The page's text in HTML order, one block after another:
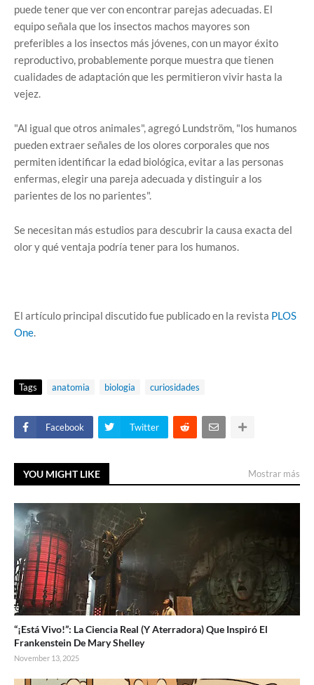
puede tener que ver con encontrar parejas adecuadas. El
equipo señala que los insectos machos mayores son
preferibles a los insectos más jóvenes, con un mayor éxito
reproductivo, probablemente porque muestra que tienen
cualidades de adaptación que les permitieron vivir hasta la
vejez.
"Al igual que otros animales", agregó Lundström, "los humanos
pueden extraer señales de los olores corporales que nos
permiten identificar la edad biológica, evitar a las personas
enfermas, elegir una pareja adecuada y distinguir a los
parientes de los no parientes".
Se necesitan más estudios para descubrir la causa exacta del
olor y qué ventaja podría tener para los humanos.
El artículo principal discutido fue publicado en la revista PLOS
One.
Tags anatomia biologia curiosidades
Facebook Twitter
YOU MIGHT LIKE Mostrar más
“¡Está Vivo!”: La Ciencia Real (Y Aterradora) Que Inspiró El
Frankenstein De Mary Shelley
November 13, 2025